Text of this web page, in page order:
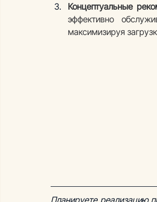
Концептуальные
эффективно
максимизируя
Планируете реализацию